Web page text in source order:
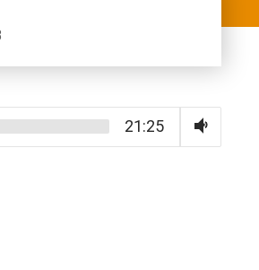
21:25